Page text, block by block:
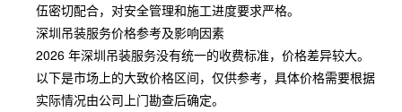
伍密切配合，对安全管理和施工进度要求严格。
深圳吊装服务价格参考及影响因素
2026 年深圳吊装服务没有统一的收费标准，价格差异较大。
以下是市场上的大致价格区间，仅供参考，具体价格需要根据
实际情况由公司上门勘查后确定。